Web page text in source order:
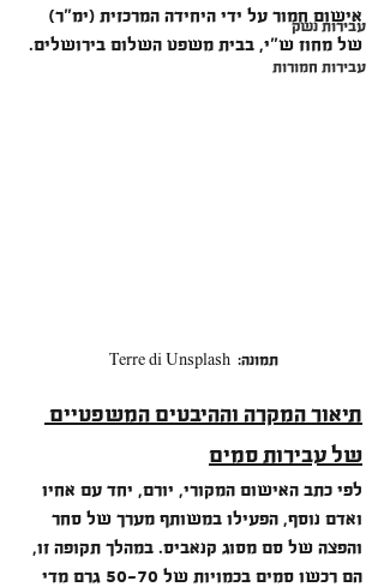
עבירות נשק
עבירות חמורות
אישום חמור על ידי היחידה המרכזית (ימ"ר)
של מחוז ש"י, בבית משפט השלום בירושלים.
תמונה:  Terre di Unsplash
תיאור המקרה וההיבטים המשפטיים
של עבירות סמים
לפי כתב האישום המקורי, יורם, יחד עם אחיו
ואדם נוסף, הפעילו במשותף מערך של סחר
והפצה של סם מסוג קנאביס. במהלך תקופה זו,
הם רכשו סמים בכמויות של 50-70 גרם מדי